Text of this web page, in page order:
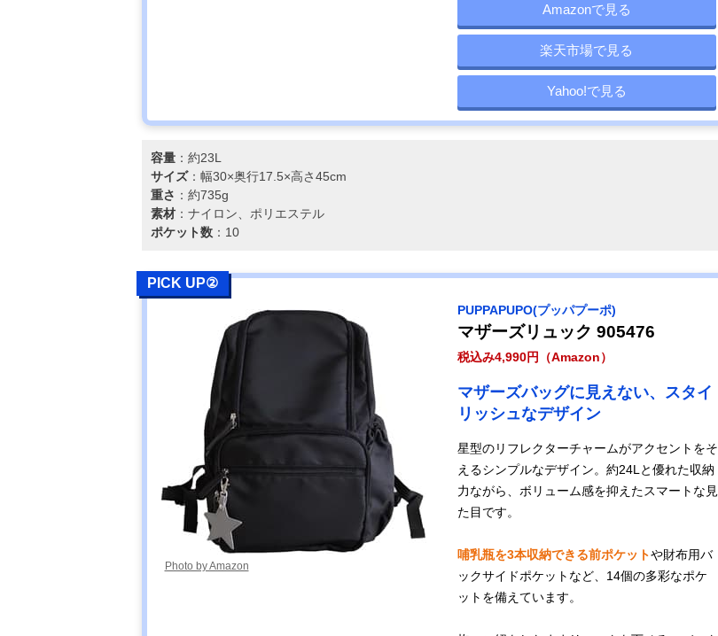
Amazonで見る
楽天市場で見る
Yahoo!で見る
容量：約23L
サイズ：幅30×奥行17.5×高さ45cm
重さ ：約735g
素材：ナイロン、ポリエステル
ポケット数：10
PICK UP②
Photo by Amazon
PUPPAPUPO(プッパプーポ)
マザーズリュック 905476
税込み4,990円（Amazon）
マザーズバッグに見えない、スタイ
リッシュなデザイン
星型のリフレクターチャームがアクセントをそ
えるシンプルなデザイン。約24Lと優れた収納
力ながら、ボリューム感を抑えたスマートな見
た目です。
哺乳瓶を3本収納できる前ポケットや財布用バ
ックサイドポケットなど、14個の多彩なポケ
ットを備えています。